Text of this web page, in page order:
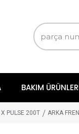
BAKIM
X PULSE 200T ARKA